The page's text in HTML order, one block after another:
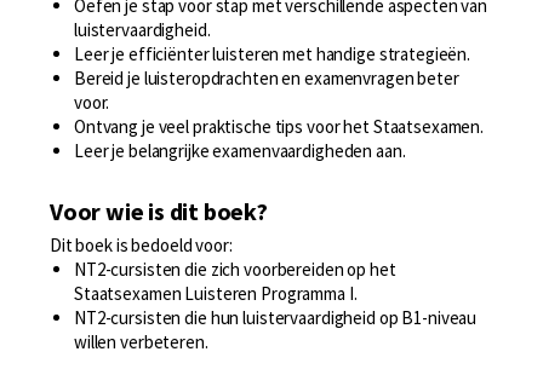
Oefen je stap voor stap met verschillende aspecten van
luistervaardigheid.
Leer je efficiënter luisteren met handige strategieën.
Bereid je luisteropdrachten en examenvragen beter
voor.
Ontvang je veel praktische tips voor het Staatsexamen.
Leer je belangrijke examenvaardigheden aan.
Voor wie is dit boek?
Dit boek is bedoeld voor:
NT2-cursisten die zich voorbereiden op het
Staatsexamen Luisteren Programma I.
NT2-cursisten die hun luistervaardigheid op B1-niveau
willen verbeteren.